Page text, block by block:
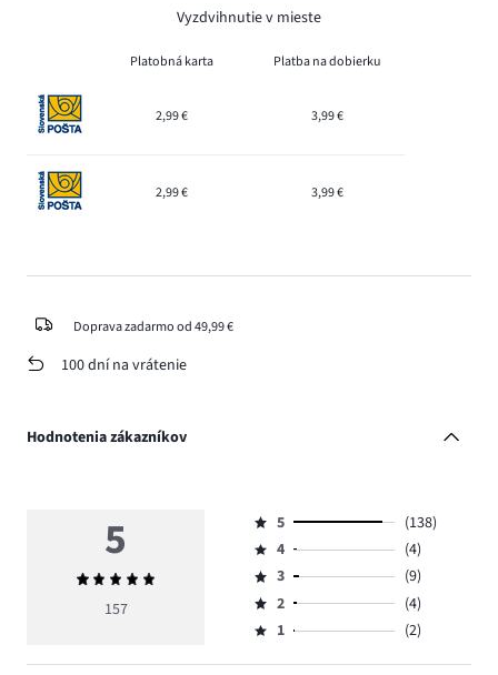
Vyzdvihnutie v mieste
Platobná karta Platba na dobierku
2,99 € 3,99 €
2,99 € 3,99 €
Doprava zadarmo od 49,99 €
100 dní na vrátenie
Hodnotenia zákazníkov
5
Priemerné
hodnotenie
157
Hodnotenie
5,
počet
hlasov
138.
5
(138)
Hodnotenie
4,
počet
hlasov
4
(4)
Hodnotenie
3,
počet
3
(9)
Hodnotenie
2,
2
(4)
Hodnotenie
1,
1 (2)